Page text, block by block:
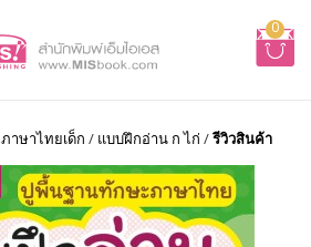
0
ภาษาไทยเด็ก / แบบฝึกอ่าน ก ไก่ /รีวิวสินค้า